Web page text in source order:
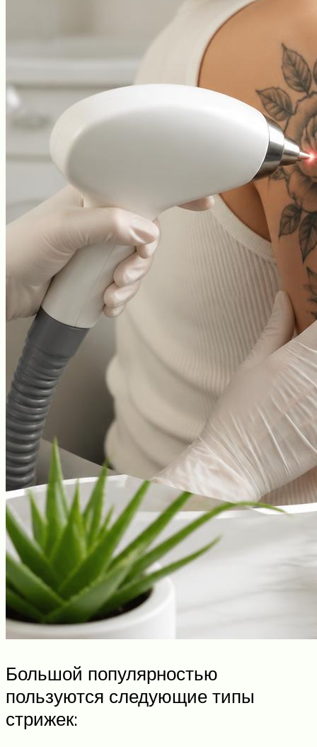
Большой популярностью
пользуются следующие типы
стрижек: